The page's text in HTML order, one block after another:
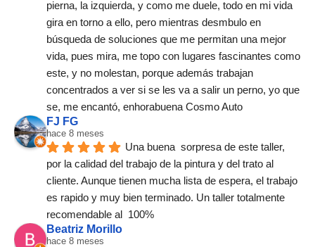
pierna, la izquierda, y como me duele, todo en mi vida
gira en torno a ello, pero mientras desmbulo en
búsqueda de soluciones que me permitan una mejor
vida, pues mira, me topo con lugares fascinantes como
este, y no molestan, porque además trabajan
concentrados a ver si se les va a salir un perno, yo que
se, me encantó, enhorabuena Cosmo Auto
FJ FG
hace 8 meses
Una buena  sorpresa de este taller,
por la calidad del trabajo de la pintura y del trato al
cliente. Aunque tienen mucha lista de espera, el trabajo
es rapido y muy bien terminado. Un taller totalmente
recomendable al  100%
Beatriz Morillo
hace 8 meses